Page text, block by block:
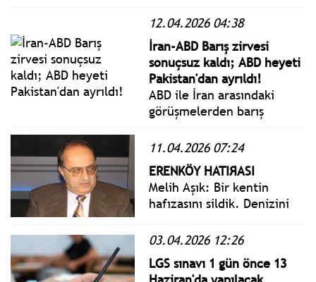
Ümit Özdağ’ı Zafer Partisi
Genel Merkezi’nde ziyaret
etti.: “Siyasi Etik Yasası
Konusunda AK Parti’nin
Sessiz Kalması Çok
Manidar.”
12.04.2026 04:38
İran-ABD Barış zirvesi
sonuçsuz kaldı; ABD heyeti
Pakistan'dan ayrıldı!
ABD ile İran arasındaki
görüşmelerden barış
başkenti İslamabad'da
doğrudan görüşen ABD ve
İran heyetleri barış için
uzlaşamadı. ABD heyeti
Pakistan'dan ayrıldı.
11.04.2026 07:24
ERENKÖY HATIЯASI
Melih Aşık: Bir kentin
hafızasını sildik. Denizini
sokağını öldürdük.
miras işte bu: Ne şehir...
03.04.2026 12:26
LGS sınavı 1 gün önce 13